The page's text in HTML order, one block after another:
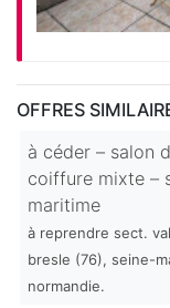
OFFRES
à céder – salon
coiffure mixte –
maritime
à reprendre sect.
bresle (76), seine-
normandie.